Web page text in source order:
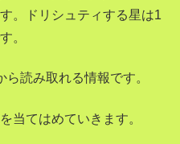
。ドリシュティする星は1
。
読み取れる情報です。
当てはめていきます。